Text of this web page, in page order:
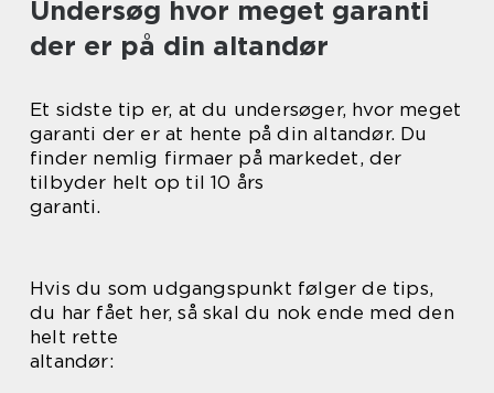
Undersøg hvor meget garanti
der er på din altandør
Et sidste tip er, at du undersøger, hvor meget
garanti der er at hente på din altandør. Du
finder nemlig firmaer på markedet, der
tilbyder helt op til 10 års
garanti.
Hvis du som udgangspunkt følger de tips,
du har fået her, så skal du nok ende med den
helt rette
altandør: